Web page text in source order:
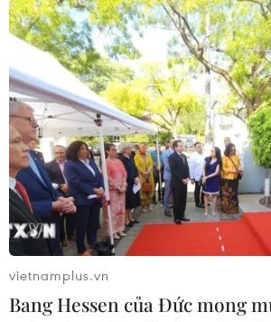
vietnamplus.vn
Bang Hessen của Đức mong